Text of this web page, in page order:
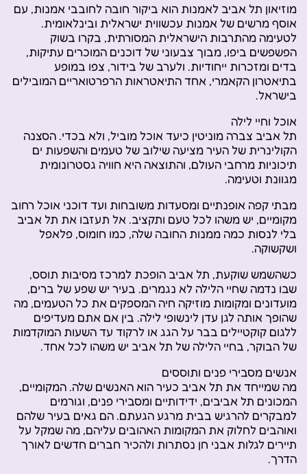
מוזיאון תל אביב לאמנות הוא ביקור חובה לחובבי אמנות, עם
אוסף מרשים של אמנות עכשווית ישראלית ובינלאומית.
לטעימה מהתרבות הישראלית המסורתית, בקרו בשוק
הפשפשים ביפו, מבוך צבעוני של דוכנים המוכרים עתיקות,
בדים ומזכרות ייחודיות. ולערב של בידור, צפו במופע
בתיאטרון הקאמרי, אחד התיאטראות הרפרטואריים המובילים
בישראל.
אוכל וחיי לילה
תל אביב צברה מוניטין כיעד אוכל מוביל, ולא בכדי. הסצנה
הקולינרית של העיר מציעה שילוב של טעמים והשפעות ים
תיכוניות מרחבי העולם, והתוצאה היא חוויה גסטרונומית
מגוונת וטעימה.
מבתי קפה אופנתיים ומסעדות משובחות ועד דוכני אוכל רחוב
מקומיים, יש משהו לכל טעם ותקציב. אל תעזבו את תל אביב
בלי לנסות כמה ממנות החובה שלה, כמו חומוס, פלאפל
ושקשוקה.
כשהשמש שוקעת, תל אביב הופכת למרכז מסיבות תוסס,
שבו נדמה שחיי הלילה לא נגמרים. בעיר יש שפע של ברים,
מועדונים ומקומות מוזיקה חיה המספקים את כל הטעמים, מה
שהופך אותה לגן עדן לינשופי לילה. בין אם אתם מעדיפים
ללגום קוקטיילים בבר על הגג או לרקוד עד השעות המוקדמות
של הבוקר, בחיי הלילה של תל אביב יש משהו לכל אחד.
אנשים מסבירי פנים ותוססים
מה שמייחד את תל אביב כעיר הוא האנשים שלה. המקומיים,
המכונים תל אביבים, ידידותיים ומסבירי פנים, וגורמים
למבקרים להרגיש בבית מרגע הגעתם. הם גאים בעיר שלהם
ואוהבים לחלוק את המקומות האהובים עליהם, מה שמקל על
תיירים לגלות אבני חן נסתרות ולהכיר חברים חדשים לאורך
הדרך.